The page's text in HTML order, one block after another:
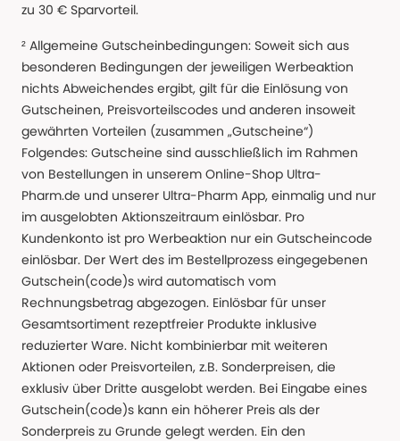
zu 30 € Sparvorteil.
² Allgemeine Gutscheinbedingungen: Soweit sich aus
besonderen Bedingungen der jeweiligen Werbeaktion
nichts Abweichendes ergibt, gilt für die Einlösung von
Gutscheinen, Preisvorteilscodes und anderen insoweit
gewährten Vorteilen (zusammen „Gutscheine“)
Folgendes: Gutscheine sind ausschließlich im Rahmen
von Bestellungen in unserem Online-Shop Ultra-
Pharm.de und unserer Ultra-Pharm App, einmalig und nur
im ausgelobten Aktionszeitraum einlösbar. Pro
Kundenkonto ist pro Werbeaktion nur ein Gutscheincode
einlösbar. Der Wert des im Bestellprozess eingegebenen
Gutschein(code)s wird automatisch vom
Rechnungsbetrag abgezogen. Einlösbar für unser
Gesamtsortiment rezeptfreier Produkte inklusive
reduzierter Ware. Nicht kombinierbar mit weiteren
Aktionen oder Preisvorteilen, z.B. Sonderpreisen, die
exklusiv über Dritte ausgelobt werden. Bei Eingabe eines
Gutschein(code)s kann ein höherer Preis als der
Sonderpreis zu Grunde gelegt werden. Ein den